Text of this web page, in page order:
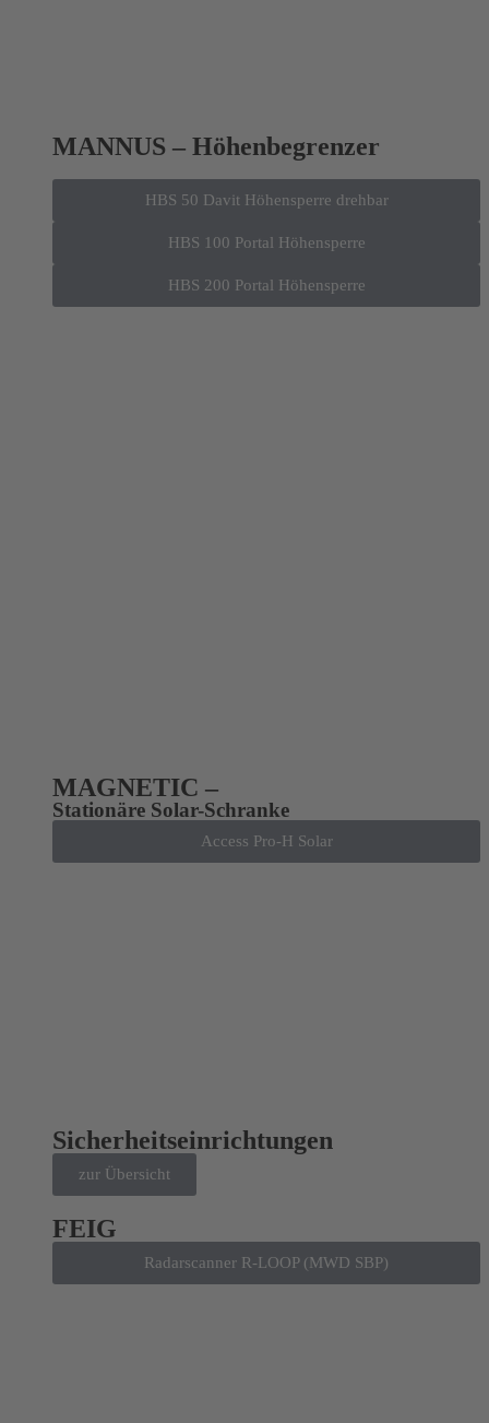
MANNUS – Höhenbegrenzer
HBS 50 Davit Höhensperre drehbar
HBS 100 Portal Höhensperre
HBS 200 Portal Höhensperre
MAGNETIC –
Stationäre Solar-Schranke
Access Pro-H Solar
Sicherheitseinrichtungen
zur Übersicht
FEIG
Radarscanner R-LOOP (MWD SBP)